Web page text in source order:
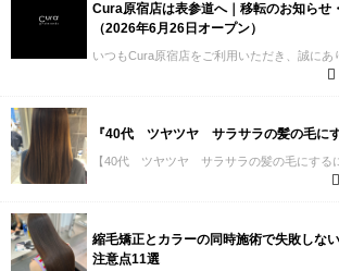
Cura原宿店は表参道へ｜移転のお知らせ
（2026年6月26日オープン）
いつもCura原宿店をご利用いただき、誠にあ
『40代 ツヤツヤ サラサラの髪の毛にす
【40代 ツヤツヤ サラサラの髪の毛にする
縮毛矯正とカラーの同時施術で失敗しな
注意点11選